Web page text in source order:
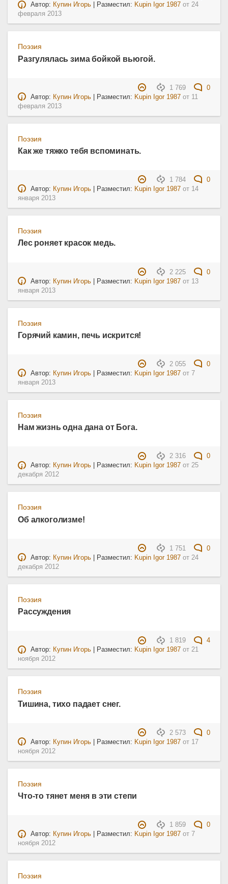
Автор: Купин Игорь | Разместил: Kupin Igor 1987 от24
февраля 2013
Поэзия
Разгулялась зима бойкой вьюгой.
1 769
0
Автор: Купин Игорь | Разместил: Kupin Igor 1987 от 11
февраля 2013
Поэзия
Как же тяжко тебя вспоминать.
1 784
0
Автор: Купин Игорь | Разместил: Kupin Igor 1987 от 14
января 2013
Поэзия
Лес роняет красок медь.
2 225
0
Автор: Купин Игорь | Разместил: Kupin Igor 1987 от 13
января 2013
Поэзия
Горячий камин, печь искрится!
2 055
0
Автор: Купин Игорь | Разместил: Kupin Igor 1987 от 7
января 2013
Поэзия
Нам жизнь одна дана от Бога.
2 316
0
Автор: Купин Игорь | Разместил: Kupin Igor 1987 от25
декабря 2012
Поэзия
Об алкоголизме!
1 751
0
Автор: Купин Игорь | Разместил: Kupin Igor 1987 от24
декабря 2012
Поэзия
Рассуждения
1 819
4
Автор: Купин Игорь | Разместил: Kupin Igor 1987 от21
ноября 2012
Поэзия
Тишина, тихо падает снег.
2 573
0
Автор: Купин Игорь | Разместил: Kupin Igor 1987 от 17
ноября 2012
Поэзия
Что-то тянет меня в эти степи
1 859
0
Автор: Купин Игорь | Разместил: Kupin Igor 1987 от 7
ноября 2012
Поэзия